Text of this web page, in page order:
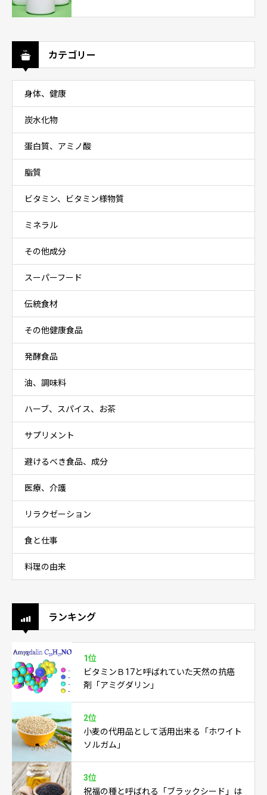
カテゴリー
身体、健康
炭水化物
蛋白質、アミノ酸
脂質
ビタミン、ビタミン様物質
ミネラル
その他成分
スーパーフード
伝統食材
その他健康食品
発酵食品
油、調味料
ハーブ、スパイス、お茶
サプリメント
避けるべき食品、成分
医療、介護
リラクゼーション
食と仕事
料理の由来
ランキング
1位
ビタミンＢ17と呼ばれていた天然の抗癌
剤「アミグダリン」
2位
小麦の代用品として活用出来る「ホワイト
ソルガム」
3位
祝福の種と呼ばれる「ブラックシード」は